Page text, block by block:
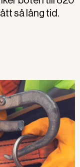
så lång tid.